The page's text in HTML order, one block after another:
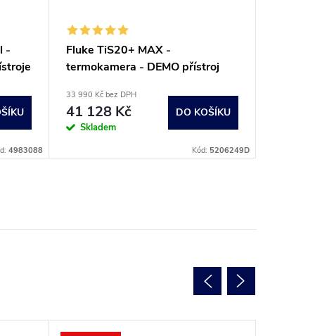
-
4983088
Fluke TiS20+ MAX -
termokamera - DEMO přístroj
33 990 Kč bez DPH
41 128 Kč
Skladem
DO KOŠÍKU
Kód: 5206249D